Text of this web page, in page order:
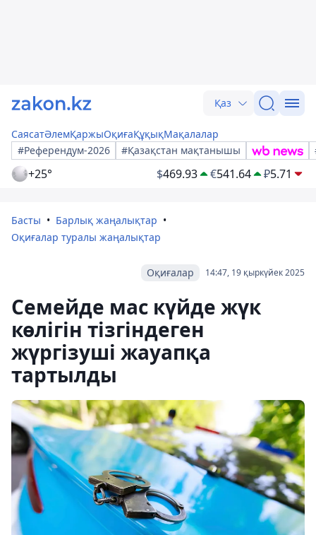
Қаз
СаясатӘлемҚаржыОқиғаҚұқықМақалалар
#Референдум-2026
#Қазақстан мақтанышы
+25° $469.93 €541.64 ₽5.71
Басты
Барлық жаңалықтар
Оқиғалар туралы жаңалықтар
14:47, 19 қыркүйек 2025
Оқиғалар
Семейде мас күйде жүк
көлігін тізгіндеген
жүргізуші жауапқа
тартылды